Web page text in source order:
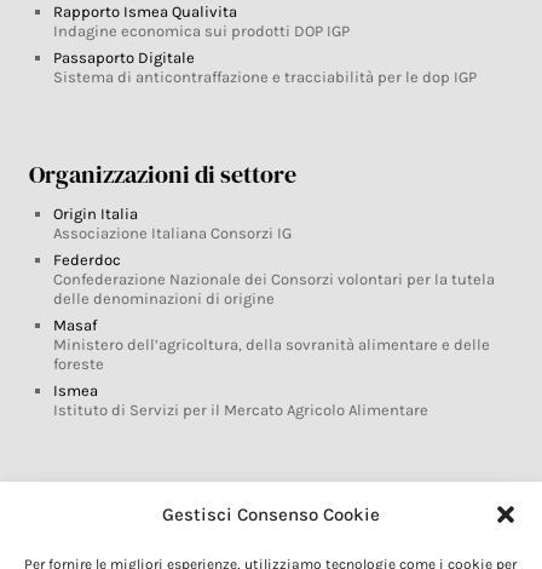
Gestisci Consenso Cookie
Per fornire le migliori esperienze, utilizziamo tecnologie come i cookie per
Rapporto Ismea Qualivita
Indagine economica sui prodotti DOP IGP
Passaporto Digitale
Sistema di anticontraffazione e tracciabilità per le dop IGP
Organizzazioni di settore
Origin Italia
Associazione Italiana Consorzi IG
Federdoc
Confederazione Nazionale dei Consorzi volontari per la tutela
delle denominazioni di origine
Masaf
Ministero dell’agricoltura, della sovranità alimentare e delle
foreste
Ismea
Istituto di Servizi per il Mercato Agricolo Alimentare
Glossario DOP IGP